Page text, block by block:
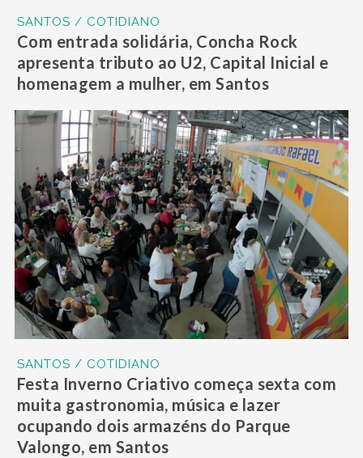
SANTOS / COTIDIANO
Com entrada solidária, Concha Rock
apresenta tributo ao U2, Capital Inicial e
homenagem a mulher, em Santos
SANTOS / COTIDIANO
Festa Inverno Criativo começa sexta com
muita gastronomia, música e lazer
ocupando dois armazéns do Parque
Valongo, em Santos